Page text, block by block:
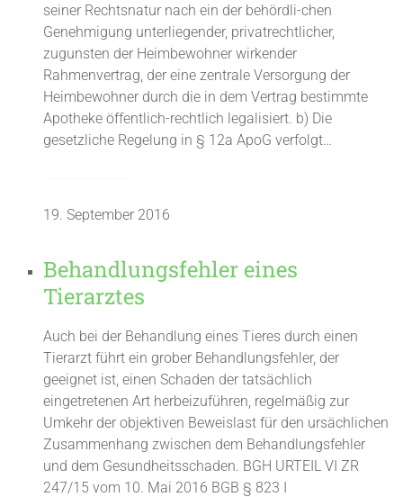
seiner Rechtsnatur nach ein der behördli-chen
Genehmigung unterliegender, privatrechtlicher,
zugunsten der Heimbewohner wirkender
Rahmenvertrag, der eine zentrale Versorgung der
Heimbewohner durch die in dem Vertrag bestimmte
Apotheke öffentlich-rechtlich legalisiert. b) Die
gesetzliche Regelung in § 12a ApoG verfolgt…
19. September 2016
Behandlungsfehler eines
Tierarztes
Auch bei der Behandlung eines Tieres durch einen
Tierarzt führt ein grober Behandlungsfehler, der
geeignet ist, einen Schaden der tatsächlich
eingetretenen Art herbeizuführen, regelmäßig zur
Umkehr der objektiven Beweislast für den ursächlichen
Zusammenhang zwischen dem Behandlungsfehler
und dem Gesundheitsschaden. BGH URTEIL VI ZR
247/15 vom 10. Mai 2016 BGB § 823 I